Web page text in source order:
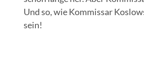
Und so, wie Kommissar
sein!